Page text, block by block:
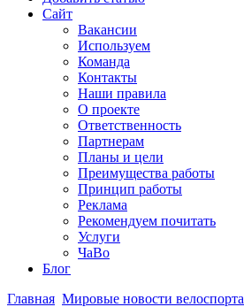
Сайт
Вакансии
Используем
Команда
Контакты
Наши правила
О проекте
Ответственность
Партнерам
Планы и цели
Преимущества работы
Принцип работы
Реклама
Рекомендуем почитать
Услуги
ЧаВо
Блог
Главная Мировые новости велоспорта